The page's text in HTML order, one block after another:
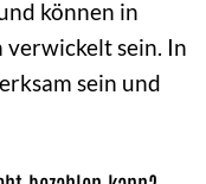
können in
sein. In
sein und